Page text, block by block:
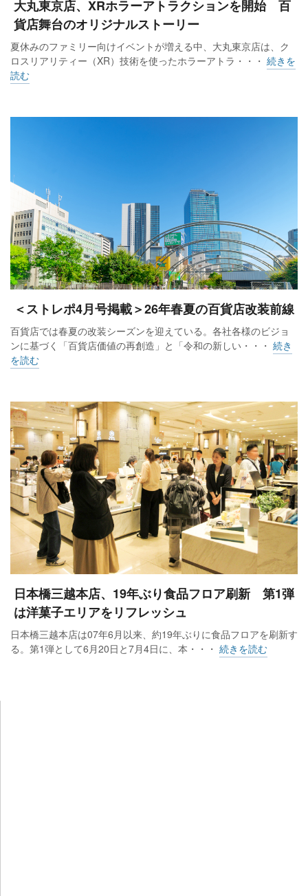
大丸東京店、XRホラーアトラクションを開始 百
貨店舞台のオリジナルストーリー
夏休みのファミリー向けイベントが増える中、大丸東京店は、ク
ロスリアリティー（XR）技術を使ったホラーアトラ・・・ 続きを
読む
＜ストレポ4月号掲載＞26年春夏の百貨店改装前線
百貨店では春夏の改装シーズンを迎えている。各社各様のビジョ
ンに基づく「百貨店価値の再創造」と「令和の新しい・・・ 続き
を読む
日本橋三越本店、19年ぶり食品フロア刷新 第1弾
は洋菓子エリアをリフレッシュ
日本橋三越本店は07年6月以来、約19年ぶりに食品フロアを刷新す
る。第1弾として6月20日と7月4日に、本・・・ 続きを読む